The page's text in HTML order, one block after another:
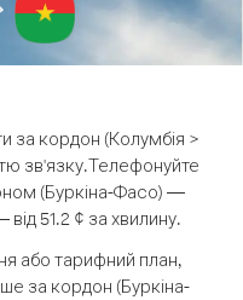
за кордон (Колумбія >
зв'язку.Телефонуйте
(Буркіна-Фасо) —
51.2 ¢ за хвилину.
або тарифний план,
за кордон (Буркіна-